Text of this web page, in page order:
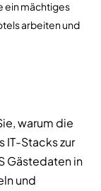
ein mächtiges
arbeiten und
warum die
IT-Stacks zur
Gästedaten in
und